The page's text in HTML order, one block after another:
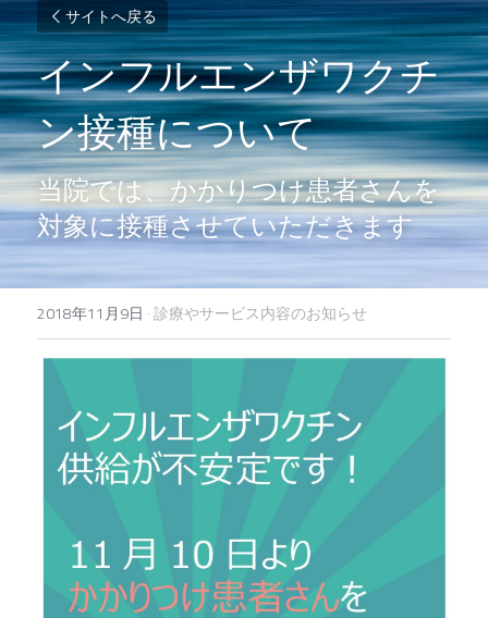
サイトへ戻る
インフルエンザワクチ
ン接種について
当院では、かかりつけ患者さんを
対象に接種させていただきます
2018年11月9日 ·診療やサービス内容のお知らせ